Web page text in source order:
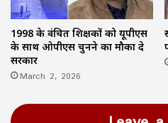
1998 के वंचित शिक्षकों को यूपीएस
के साथ ओपीएस चुनने का मौका दे
सरकार
March 2, 2026